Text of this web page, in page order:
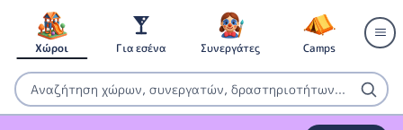
Χώροι Για εσένα Συνεργάτες Camps